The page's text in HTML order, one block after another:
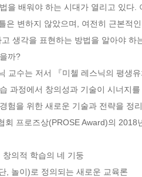
을 배워야 하는 시대가 열리고 있다
은 변하지 않았으며, 여전히 근본적
생각을 표현하는 방법을 알아야
까?
교수는 저서 『미첼 레스닉의 평생
과정에서 창의성과 기술이 시너지
험을 위한 새로운 기술과 전략을 정
회 프로즈상(PROSE Award)의
의적 학습의 네 기둥
, 놀이)로 정의되는 새로운 교육론